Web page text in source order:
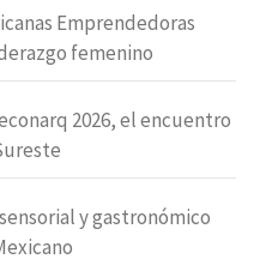
Emprendedoras
femenino
2026, el encuentro
y gastronómico